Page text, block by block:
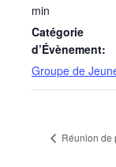
min
Catégorie
d’Évènement:
Groupe de
Réunion de